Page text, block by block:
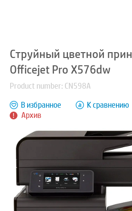
Струйный цветной
Officejet Pro X576dw
Product number: CN598A
Архив
В избранное К сравнению